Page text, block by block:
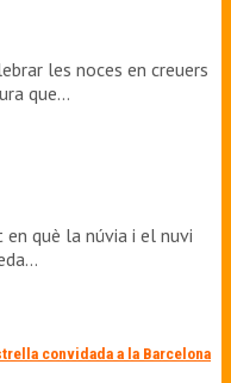
les noces en creuers
que…
què la núvia i el nuvi
convidada a la Barcelona